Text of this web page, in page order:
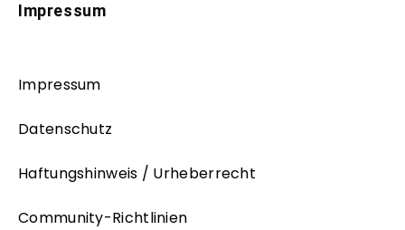
Impressum
Impressum
Datenschutz
Haftungshinweis / Urheberrecht
Community-Richtlinien